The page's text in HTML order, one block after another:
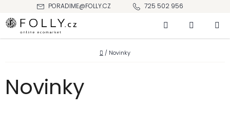
obsah
PORADIME@FOLLY.CZ 725 502 956
Hledat NÁKUPNÍ
KOŠÍK
Domů
/ Novinky
Novinky